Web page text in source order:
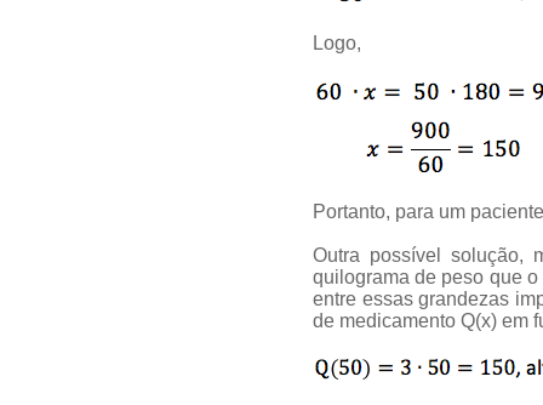
Logo,
Portanto, para um
Outra possível solução,
quilograma de peso que
entre essas grandezas
de medicamento Q(x) em